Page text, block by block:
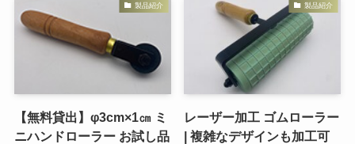
製品紹介
【無料貸出】φ3cm×1㎝ ミ
ニハンドローラー お試し品
製品紹介
レーザー加工 ゴムローラー
| 複雑なデザインも加工可